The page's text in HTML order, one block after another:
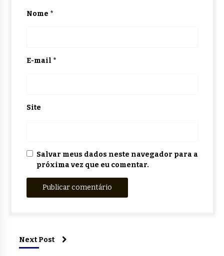
Nome *
E-mail *
Site
Salvar meus dados neste navegador para a
próxima vez que eu comentar.
Next Post